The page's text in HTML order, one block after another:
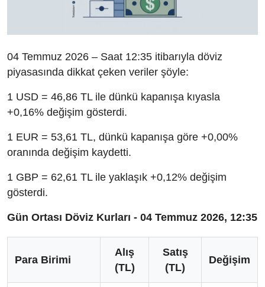
04 Temmuz 2026 – Saat 12:35 itibarıyla döviz
piyasasında dikkat çeken veriler şöyle:
1 USD = 46,86 TL ile dünkü kapanışa kıyasla
+0,16% değişim gösterdi.
1 EUR = 53,61 TL, dünkü kapanışa göre +0,00%
oranında değişim kaydetti.
1 GBP = 62,61 TL ile yaklaşık +0,12% değişim
gösterdi.
Gün Ortası Döviz Kurları - 04 Temmuz 2026, 12:35
Para Birimi
Alış
(TL)
Satış
(TL)
Değişim